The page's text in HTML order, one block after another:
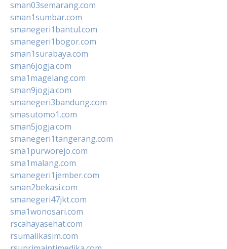
sman03semarang.com
sman1sumbar.com
smanegeri1bantul.com
smanegeri1bogor.com
sman1surabaya.com
sman6jogja.com
sma1magelang.com
sman9jogja.com
smanegeri3bandung.com
smasutomo1.com
sman5jogja.com
smanegeri1tangerang.com
sma1purworejo.com
sma1malang.com
smanegeri1jember.com
sman2bekasi.com
smanegeri47jkt.com
sma1wonosari.com
rscahayasehat.com
rsumalikasim.com